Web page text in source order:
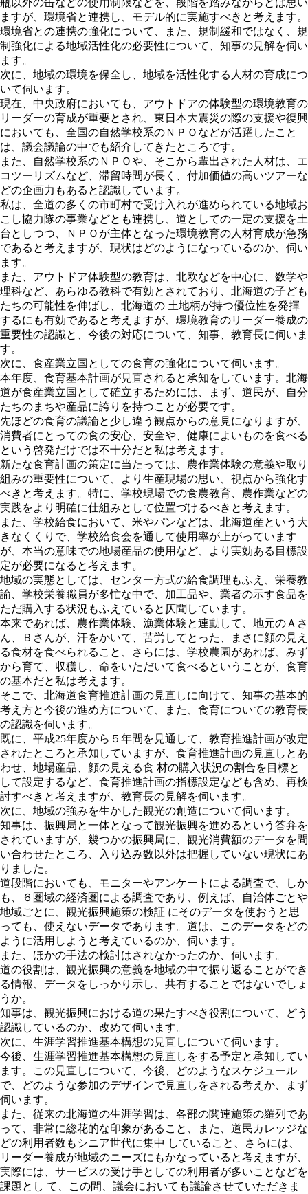
瓶以外の缶などの使用制限などを、段階を踏みながらとは思い
ますが、環境省と連携し、モデル的に実施すべきと考えます。
環境省との連携の強化について、また、規制緩和ではなく、規
制強化による地域活性化の必要性について、知事の見解を伺い
ます。
次に、地域の環境を保全し、地域を活性化する人材の育成につ
いて伺います。
現在、中央政府においても、アウトドアの体験型の環境教育の
リーダーの育成が重要とされ、東日本大震災の際の支援や復興
においても、全国の自然学校系のＮＰＯなどが活躍したこと
は、議会議論の中でも紹介してきたところです。
また、自然学校系のＮＰＯや、そこから輩出された人材は、エ
コツーリズムなど、滞留時間が長く、付加価値の高いツアーな
どの企画力もあると認識しています。
私は、全道の多くの市町村で受け入れが進められている地域お
こし協力隊の事業などとも連携し、道としての一定の支援を土
台としつつ、ＮＰＯが主体となった環境教育の人材育成が急務
であると考えますが、現状はどのようになっているのか、伺い
ます。
また、アウトドア体験型の教育は、北欧などを中心に、数学や
理科など、あらゆる教科で有効とされており、北海道の子ども
たちの可能性を伸ばし、北海道の 土地柄が持つ優位性を発揮
するにも有効であると考えますが、環境教育のリーダー養成の
重要性の認識と、今後の対応について、知事、教育長に伺いま
す。
次に、食産業立国としての食育の強化について伺います。
本年度、食育基本計画が見直されると承知をしています。北海
道が食産業立国として確立するためには、まず、道民が、自分
たちのまちや産品に誇りを持つことが必要です。
先ほどの食育の議論と少し違う観点からの意見になりますが、
消費者にとっての食の安心、安全や、健康によいものを食べる
という啓発だけでは不十分だと私は考えます。
新たな食育計画の策定に当たっては、農作業体験の意義や取り
組みの重要性について、より生産現場の思い、視点から強化す
べきと考えます。特に、学校現場での食農教育、農作業などの
実践をより明確に仕組みとして位置づけるべきと考えます。
また、学校給食において、米やパンなどは、北海道産という大
きなくくりで、学校給食会を通して使用率が上がっています
が、本当の意味での地場産品の使用など、より実効ある目標設
定が必要になると考えます。
地域の実態としては、センター方式の給食調理もふえ、栄養教
諭、学校栄養職員が多忙な中で、加工品や、業者の示す食品を
ただ購入する状況もふえていると仄聞しています。
本来であれば、農作業体験、漁業体験と連動して、地元のＡさ
ん、Ｂさんが、汗をかいて、苦労してとった、まさに顔の見え
る食材を食べられること、さらには、学校農園があれば、みず
から育て、収穫し、命をいただいて食べるということが、食育
の基本だと私は考えます。
そこで、北海道食育推進計画の見直しに向けて、知事の基本的
考え方と今後の進め方について、また、食育についての教育長
の認識を伺います。
既に、平成25年度から５年間を見通して、教育推進計画が改定
されたところと承知していますが、食育推進計画の見直しとあ
わせ、地場産品、顔の見える食 材の購入状況の割合を目標と
して設定するなど、食育推進計画の指標設定なども含め、再検
討すべきと考えますが、教育長の見解を伺います。
次に、地域の強みを生かした観光の創造について伺います。
知事は、振興局と一体となって観光振興を進めるという答弁を
されていますが、幾つかの振興局に、観光消費額のデータを問
い合わせたところ、入り込み数以外は把握していない現状にあ
りました。
道段階においても、モニターやアンケートによる調査で、しか
も、６圏域の経済圏による調査であり、例えば、自治体ごとや
地域ごとに、観光振興施策の検証 にそのデータを使おうと思
っても、使えないデータであります。道は、このデータをどの
ように活用しようと考えているのか、伺います。
また、ほかの手法の検討はされなかったのか、伺います。
道の役割は、観光振興の意義を地域の中で振り返ることができ
る情報、データをしっかり示し、共有することではないでしょ
うか。
知事は、観光振興における道の果たすべき役割について、どう
認識しているのか、改めて伺います。
次に、生涯学習推進基本構想の見直しについて伺います。
今後、生涯学習推進基本構想の見直しをする予定と承知してい
ます。この見直しについて、今後、どのようなスケジュール
で、どのような参加のデザインで見直しをされる考えか、まず
伺います。
また、従来の北海道の生涯学習は、各部の関連施策の羅列であ
って、非常に総花的な印象があること、また、道民カレッジな
どの利用者数もシニア世代に集中 していること、さらには、
リーダー養成が地域のニーズにもかなっていると考えますが、
実際には、サービスの受け手としての利用者が多いことなどを
課題とし て、この間、議会においても議論させていただきま